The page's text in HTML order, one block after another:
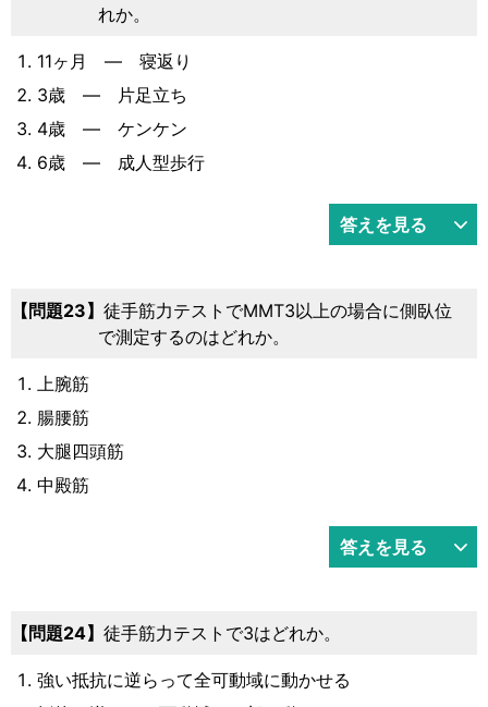
れか。
11ヶ月 ― 寝返り
3歳 ― 片足立ち
4歳 ― ケンケン
6歳 ― 成人型歩行
答えを見る
23
徒手筋力テストでMMT3以上の場合に側臥位
で測定するのはどれか。
上腕筋
腸腰筋
大腿四頭筋
中殿筋
答えを見る
24 徒手筋力テストで3はどれか。
強い抵抗に逆らって全可動域に動かせる